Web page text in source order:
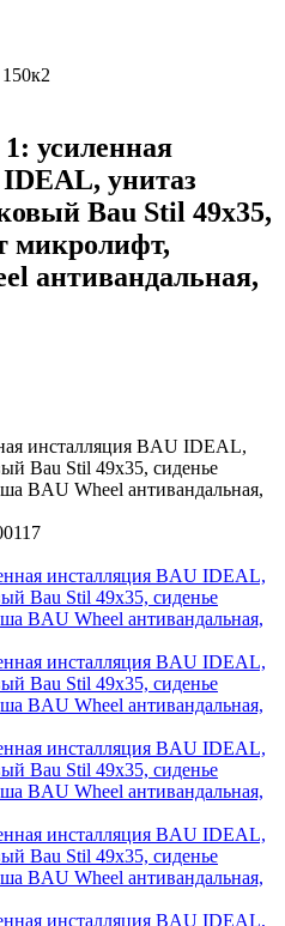
усиленная
унитаз
Bau Stil 49х35,
микролифт,
антивандальная,
инсталляция BAU IDEAL,
Bau Stil 49х35, сиденье
BAU Wheel антивандальная,